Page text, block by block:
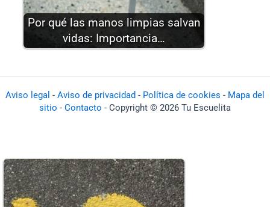
Por qué las manos limpias salvan
vidas: Importancia…
Aviso legal - Aviso de privacidad - Política de cookies - Mapa del
sitio - Contacto - Copyright © 2026 Tu Escuelita